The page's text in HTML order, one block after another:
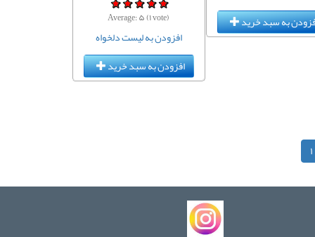
Average:۵(۱vote)
افزودن به لیست دلخواه
افزودن به سبد خرید
به سبد خرید
۱